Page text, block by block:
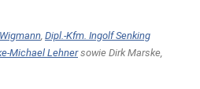
, Dipl.-Kfm. Ingolf Senking
Michael Lehnersowie Dirk Marske,